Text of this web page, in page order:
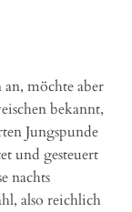
möchte aber
bekannt,
Jungspunde
und gesteuert
nachts
also reichlich